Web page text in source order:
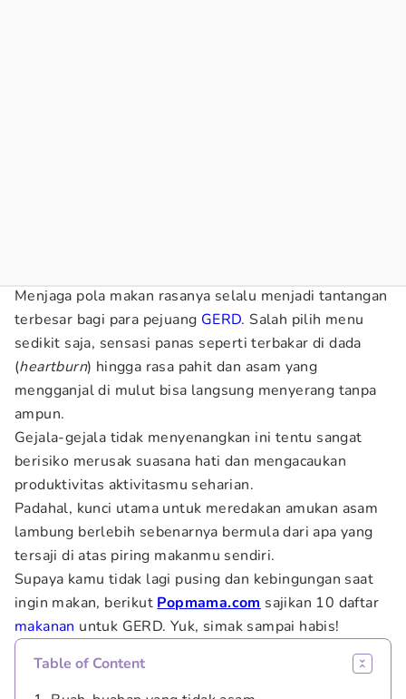
Menjaga pola makan rasanya selalu menjadi tantangan
terbesar bagi para pejuang GERD. Salah pilih menu
sedikit saja, sensasi panas seperti terbakar di dada
(heartburn) hingga rasa pahit dan asam yang
mengganjal di mulut bisa langsung menyerang tanpa
ampun.
Gejala-gejala tidak menyenangkan ini tentu sangat
berisiko merusak suasana hati dan mengacaukan
produktivitas aktivitasmu seharian.
Padahal, kunci utama untuk meredakan amukan asam
lambung berlebih sebenarnya bermula dari apa yang
tersaji di atas piring makanmu sendiri.
Supaya kamu tidak lagi pusing dan kebingungan saat
ingin makan, berikut Popmama.com sajikan 10 daftar
makanan untuk GERD. Yuk, simak sampai habis!
Table of Content